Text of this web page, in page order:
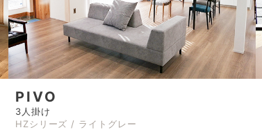
PIVO
3人掛け
HZシリーズ / ライトグレー